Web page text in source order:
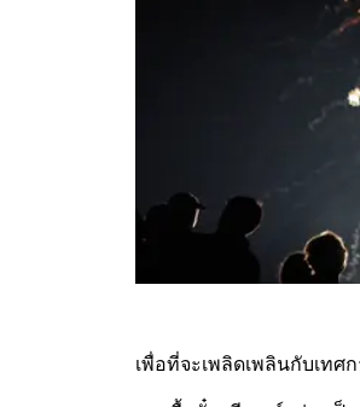
เพื่อที่จะเพลิดเพลินกับเท